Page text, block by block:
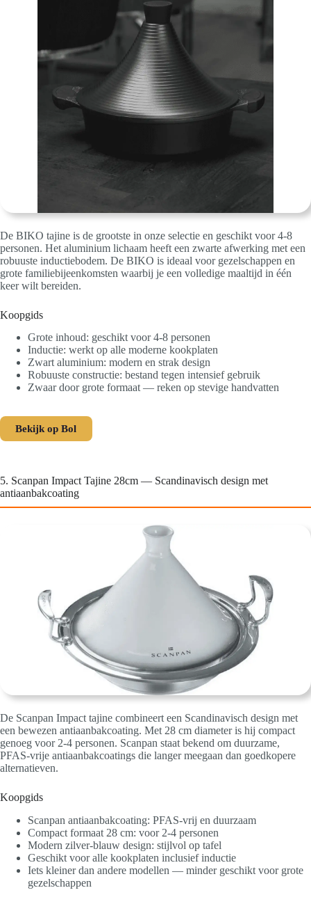
De BIKO tajine is de grootste in onze selectie en geschikt voor 4-8
personen. Het aluminium lichaam heeft een zwarte afwerking met een
robuuste inductiebodem. De BIKO is ideaal voor gezelschappen en
grote familiebijeenkomsten waarbij je een volledige maaltijd in één
keer wilt bereiden.
Koopgids
Grote inhoud: geschikt voor 4-8 personen
Inductie: werkt op alle moderne kookplaten
Zwart aluminium: modern en strak design
Robuuste constructie: bestand tegen intensief gebruik
Zwaar door grote formaat — reken op stevige handvatten
Bekijk op Bol
5. Scanpan Impact Tajine 28cm — Scandinavisch design met
antiaanbakcoating
De Scanpan Impact tajine combineert een Scandinavisch design met
een bewezen antiaanbakcoating. Met 28 cm diameter is hij compact
genoeg voor 2-4 personen. Scanpan staat bekend om duurzame,
PFAS-vrije antiaanbakcoatings die langer meegaan dan goedkopere
alternatieven.
Koopgids
Scanpan antiaanbakcoating: PFAS-vrij en duurzaam
Compact formaat 28 cm: voor 2-4 personen
Modern zilver-blauw design: stijlvol op tafel
Geschikt voor alle kookplaten inclusief inductie
Iets kleiner dan andere modellen — minder geschikt voor grote
gezelschappen